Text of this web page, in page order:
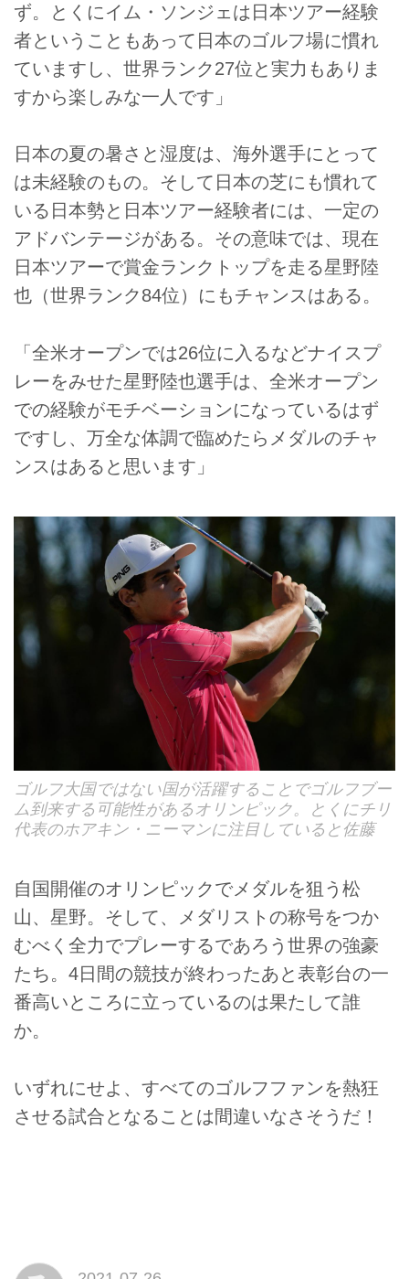
ず。とくにイム・ソンジェは日本ツアー経験
者ということもあって日本のゴルフ場に慣れ
ていますし、世界ランク27位と実力もありま
すから楽しみな一人です」
日本の夏の暑さと湿度は、海外選手にとって
は未経験のもの。そして日本の芝にも慣れて
いる日本勢と日本ツアー経験者には、一定の
アドバンテージがある。その意味では、現在
日本ツアーで賞金ランクトップを走る星野陸
也（世界ランク84位）にもチャンスはある。
「全米オープンでは26位に入るなどナイスプ
レーをみせた星野陸也選手は、全米オープン
での経験がモチベーションになっているはず
ですし、万全な体調で臨めたらメダルのチャ
ンスはあると思います」
ゴルフ大国ではない国が活躍することでゴルフブー
ム到来する可能性があるオリンピック。とくにチリ
代表のホアキン・ニーマンに注目していると佐藤
自国開催のオリンピックでメダルを狙う松
山、星野。そして、メダリストの称号をつか
むべく全力でプレーするであろう世界の強豪
たち。4日間の競技が終わったあと表彰台の一
番高いところに立っているのは果たして誰
か。
いずれにせよ、すべてのゴルフファンを熱狂
させる試合となることは間違いなさそうだ！